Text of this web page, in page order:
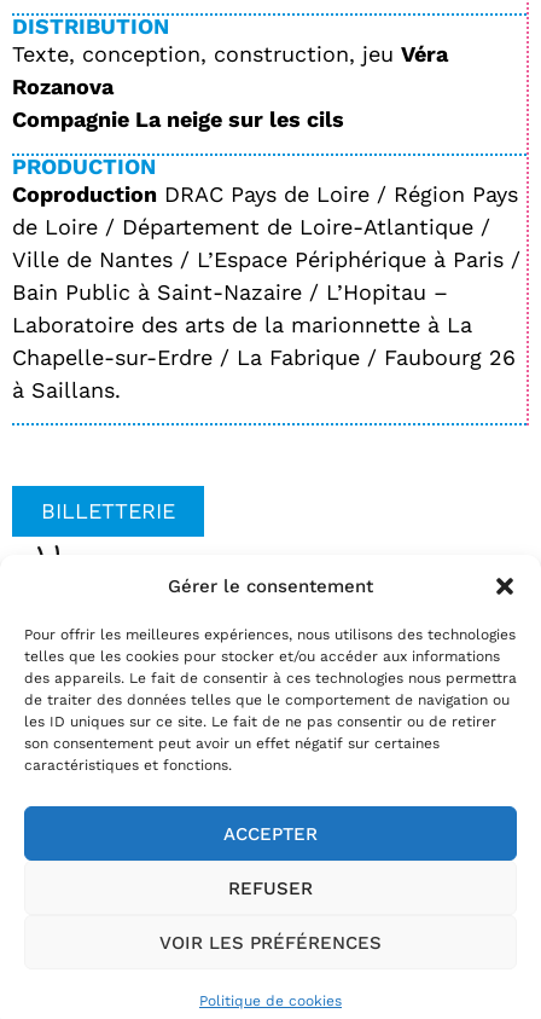
Gérer le consentement
Pour offrir les meilleures expériences, nous utilisons des technologies
telles que les cookies pour stocker et/ou accéder aux informations
des appareils. Le fait de consentir à ces technologies nous permettra
de traiter des données telles que le comportement de navigation ou
les ID uniques sur ce site. Le fait de ne pas consentir ou de retirer
son consentement peut avoir un effet négatif sur certaines
caractéristiques et fonctions.
ACCEPTER
REFUSER
VOIR LES PRÉFÉRENCES
Politique de cookies
DISTRIBUTION
Texte, conception, construction, jeu Véra
Rozanova
Compagnie La neige sur les cils
PRODUCTION
Coproduction DRAC Pays de Loire / Région Pays
de Loire / Département de Loire-Atlantique /
Ville de Nantes / L’Espace Périphérique à Paris /
Bain Public à Saint-Nazaire / L’Hopitau –
Laboratoire des arts de la marionnette à La
Chapelle-sur-Erdre / La Fabrique / Faubourg 26
à Saillans.
BILLETTERIE
mercredi 21 janvier 2026 | 15:00
Réservez
par téléphone au02.35.29.22.81
par mailinfo@theatrelepassage.fr
02.35.29.22.81
du mardi au vendredi de 13h30 à 18h et le
Théâtre Le Passage, 54 rue Jules Ferry, 76400 Fécamp
OK